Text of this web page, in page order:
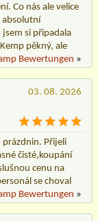
Co nás ale velice
absolutní
si připadala
pěkný, ale
Bewertungen »
03. 08. 2026
prázdnin. Přijeli
čisté,koupání
cenu na
se choval
Bewertungen »